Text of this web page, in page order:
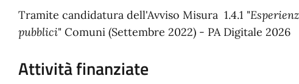
Tramite candidatura dell'Avviso Misura 1.4.1 "
pubblici" Comuni (Settembre 2022) - PA Digitale 2026
Attività finanziate